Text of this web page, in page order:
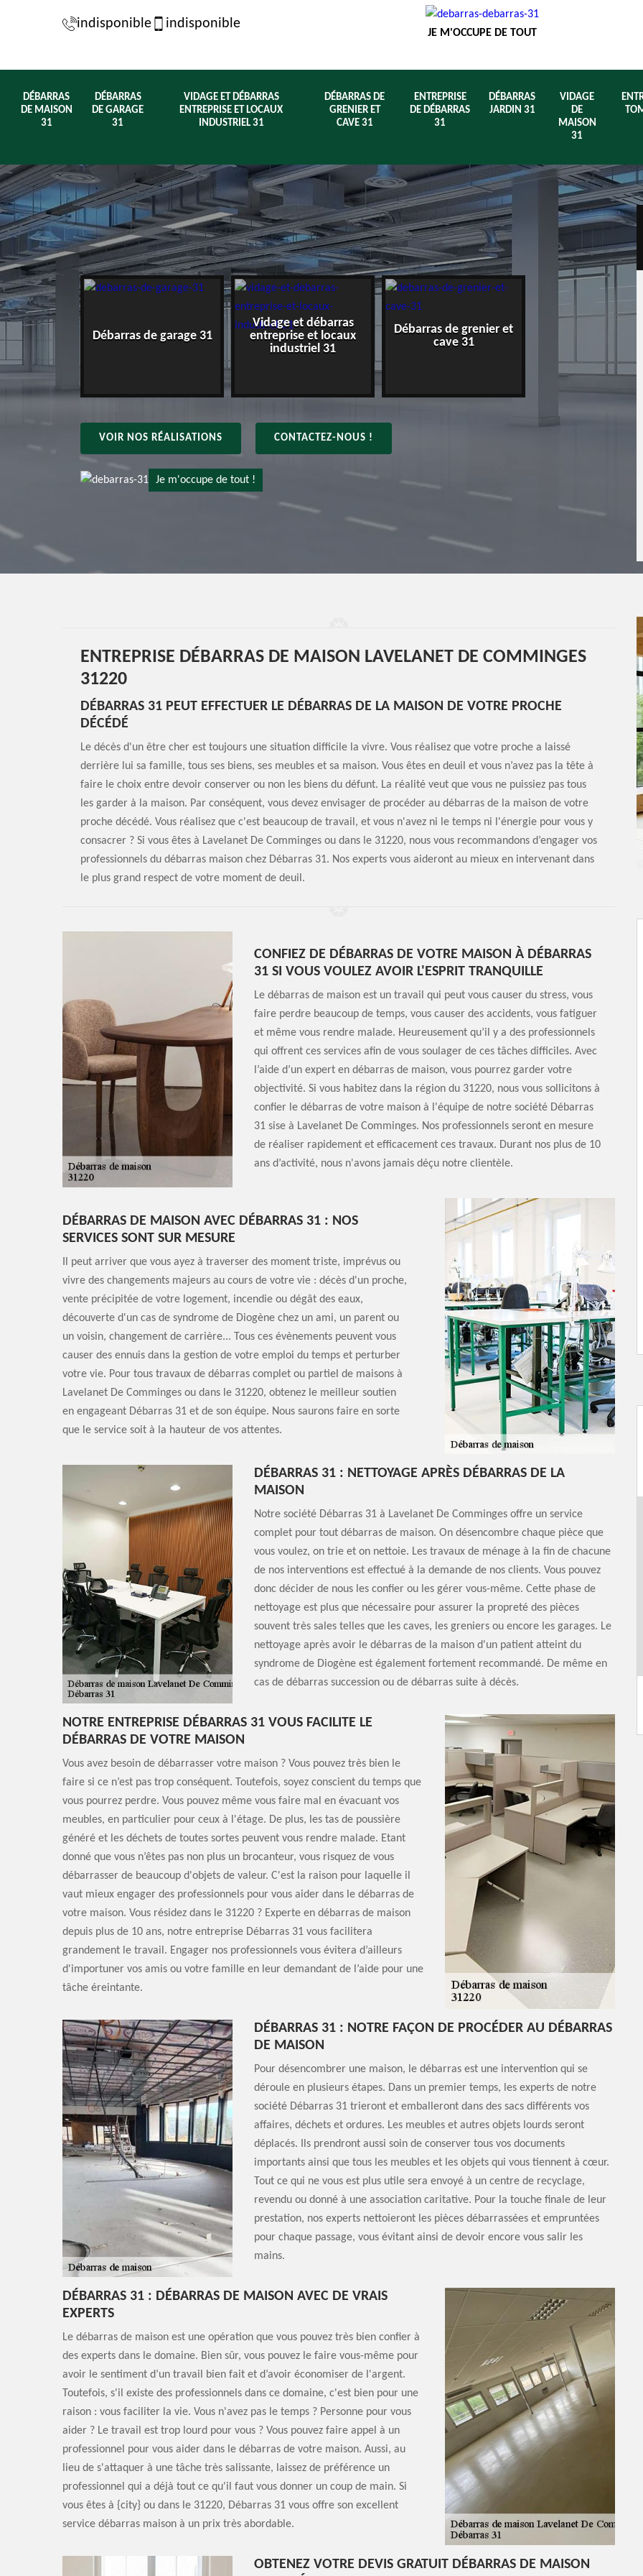
indisponible indisponible
JE M'OCCUPE DE TOUT
DÉBARRAS
DE MAISON
31
DÉBARRAS
DE GARAGE
31
VIDAGE ET DÉBARRAS
ENTREPRISE ET LOCAUX
INDUSTRIEL 31
DÉBARRAS DE
GRENIER ET
CAVE 31
ENTREPRISE
DE DÉBARRAS
31
DÉBARRAS
JARDIN 31
VIDAGE
DE
MAISON
31
Débarras de garage 31
Vidage et débarras
entreprise et locaux
industriel 31
Débarras de grenier et
cave 31
Entreprise de
VOIR NOS RÉALISATIONS CONTACTEZ-NOUS !
Je m'occupe de tout !
ENTREPRISE DÉBARRAS DE MAISON LAVELANET DE COMMINGES
31220
DÉBARRAS 31 PEUT EFFECTUER LE DÉBARRAS DE LA MAISON DE VOTRE PROCHE
DÉCÉDÉ
Le décès d'un être cher est toujours une situation difficile la vivre. Vous réalisez que votre proche a laissé
derrière lui sa famille, tous ses biens, ses meubles et sa maison. Vous êtes en deuil et vous n’avez pas la tête à
faire le choix entre devoir conserver ou non les biens du défunt. La réalité veut que vous ne puissiez pas tous
les garder à la maison. Par conséquent, vous devez envisager de procéder au débarras de la maison de votre
proche décédé. Vous réalisez que c'est beaucoup de travail, et vous n'avez ni le temps ni l'énergie pour vous y
consacrer ? Si vous êtes à Lavelanet De Comminges ou dans le 31220, nous vous recommandons d’engager vos
professionnels du débarras maison chez Débarras 31. Nos experts vous aideront au mieux en intervenant dans
le plus grand respect de votre moment de deuil.
CONFIEZ DE DÉBARRAS DE VOTRE MAISON À DÉBARRAS
31 SI VOUS VOULEZ AVOIR L'ESPRIT TRANQUILLE
Le débarras de maison est un travail qui peut vous causer du stress, vous
faire perdre beaucoup de temps, vous causer des accidents, vous fatiguer
et même vous rendre malade. Heureusement qu’il y a des professionnels
qui offrent ces services afin de vous soulager de ces tâches difficiles. Avec
l’aide d’un expert en débarras de maison, vous pourrez garder votre
objectivité. Si vous habitez dans la région du 31220, nous vous sollicitons à
confier le débarras de votre maison à l'équipe de notre société Débarras
31 sise à Lavelanet De Comminges. Nos professionnels seront en mesure
de réaliser rapidement et efficacement ces travaux. Durant nos plus de 10
ans d’activité, nous n'avons jamais déçu notre clientèle.
DÉBARRAS DE MAISON AVEC DÉBARRAS 31 : NOS
SERVICES SONT SUR MESURE
Il peut arriver que vous ayez à traverser des moment triste, imprévus ou
vivre des changements majeurs au cours de votre vie : décès d'un proche,
vente précipitée de votre logement, incendie ou dégât des eaux,
découverte d'un cas de syndrome de Diogène chez un ami, un parent ou
un voisin, changement de carrière... Tous ces évènements peuvent vous
causer des ennuis dans la gestion de votre emploi du temps et perturber
votre vie. Pour tous travaux de débarras complet ou partiel de maisons à
Lavelanet De Comminges ou dans le 31220, obtenez le meilleur soutien
en engageant Débarras 31 et de son équipe. Nous saurons faire en sorte
que le service soit à la hauteur de vos attentes.
DÉBARRAS 31 : NETTOYAGE APRÈS DÉBARRAS DE LA
MAISON
Notre société Débarras 31 à Lavelanet De Comminges offre un service
complet pour tout débarras de maison. On désencombre chaque pièce que
vous voulez, on trie et on nettoie. Les travaux de ménage à la fin de chacune
de nos interventions est effectué à la demande de nos clients. Vous pouvez
donc décider de nous les confier ou les gérer vous-même. Cette phase de
nettoyage est plus que nécessaire pour assurer la propreté des pièces
souvent très sales telles que les caves, les greniers ou encore les garages. Le
nettoyage après avoir le débarras de la maison d'un patient atteint du
syndrome de Diogène est également fortement recommandé. De même en
cas de débarras succession ou de débarras suite à décès.
NOTRE ENTREPRISE DÉBARRAS 31 VOUS FACILITE LE
DÉBARRAS DE VOTRE MAISON
Vous avez besoin de débarrasser votre maison ? Vous pouvez très bien le
faire si ce n’est pas trop conséquent. Toutefois, soyez conscient du temps que
vous pourrez perdre. Vous pouvez même vous faire mal en évacuant vos
meubles, en particulier pour ceux à l'étage. De plus, les tas de poussière
généré et les déchets de toutes sortes peuvent vous rendre malade. Etant
donné que vous n’êtes pas non plus un brocanteur, vous risquez de vous
débarrasser de beaucoup d'objets de valeur. C'est la raison pour laquelle il
vaut mieux engager des professionnels pour vous aider dans le débarras de
votre maison. Vous résidez dans le 31220 ? Experte en débarras de maison
depuis plus de 10 ans, notre entreprise Débarras 31 vous facilitera
grandement le travail. Engager nos professionnels vous évitera d’ailleurs
d'importuner vos amis ou votre famille en leur demandant de l’aide pour une
tâche éreintante.
DÉBARRAS 31 : NOTRE FAÇON DE PROCÉDER AU DÉBARRAS
DE MAISON
Pour désencombrer une maison, le débarras est une intervention qui se
déroule en plusieurs étapes. Dans un premier temps, les experts de notre
société Débarras 31 trieront et emballeront dans des sacs différents vos
affaires, déchets et ordures. Les meubles et autres objets lourds seront
déplacés. Ils prendront aussi soin de conserver tous vos documents
importants ainsi que tous les meubles et les objets qui vous tiennent à cœur.
Tout ce qui ne vous est plus utile sera envoyé à un centre de recyclage,
revendu ou donné à une association caritative. Pour la touche finale de leur
prestation, nos experts nettoieront les pièces débarrassées et empruntées
pour chaque passage, vous évitant ainsi de devoir encore vous salir les
mains.
DÉBARRAS 31 : DÉBARRAS DE MAISON AVEC DE VRAIS
EXPERTS
Le débarras de maison est une opération que vous pouvez très bien confier à
des experts dans le domaine. Bien sûr, vous pouvez le faire vous-même pour
avoir le sentiment d’un travail bien fait et d’avoir économiser de l'argent.
Toutefois, s'il existe des professionnels dans ce domaine, c'est bien pour une
raison : vous faciliter la vie. Vous n'avez pas le temps ? Personne pour vous
aider ? Le travail est trop lourd pour vous ? Vous pouvez faire appel à un
professionnel pour vous aider dans le débarras de votre maison. Aussi, au
lieu de s'attaquer à une tâche très salissante, laissez de préférence un
professionnel qui a déjà tout ce qu'il faut vous donner un coup de main. Si
vous êtes à {city} ou dans le 31220, Débarras 31 vous offre son excellent
service débarras maison à un prix très abordable.
OBTENEZ VOTRE DEVIS GRATUIT DÉBARRAS DE MAISON